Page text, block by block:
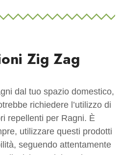
Zig Zag
dal tuo spazio domestico,
richiedere l’utilizzo di
repellenti per Ragni. È
utilizzare questi prodotti
seguendo attentamente